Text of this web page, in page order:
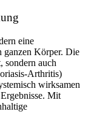
eine
ganzen Körper. Die
sondern auch
Arthritis)
wirksamen
Mit